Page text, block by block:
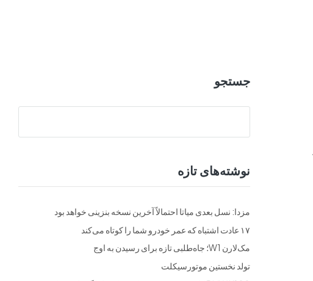
جستجو
نوشته‌های تازه
مزدا: نسل بعدی میاتا احتمالاً آخرین نسخه بنزینی خواهد بود
۱۷ عادت اشتباه که عمر خودرو شما را کوتاه می‌کند
مک‌لارن W1؛ جاه‌طلبی تازه برای رسیدن به اوج
تولد نخستین موتورسیکلت